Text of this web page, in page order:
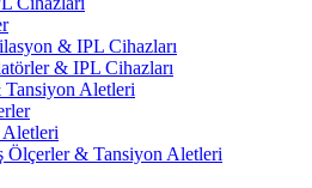
& IPL Cihazları
& IPL Cihazları
Aletleri
Aletleri
Ölçerler & Tansiyon Aletleri